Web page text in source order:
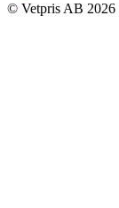
© Vetpris AB 2026